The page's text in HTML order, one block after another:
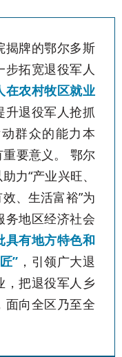
揭牌的鄂尔多斯
拓宽退役军人
在农村牧区就业
升退役军人抢抓
群众的能力本
要意义。 鄂尔
力“产业兴旺、
、生活富裕”为
务地区经济社会
具有地方特色和
” ，引领广大退
，把退役军人乡
面向全区乃至全